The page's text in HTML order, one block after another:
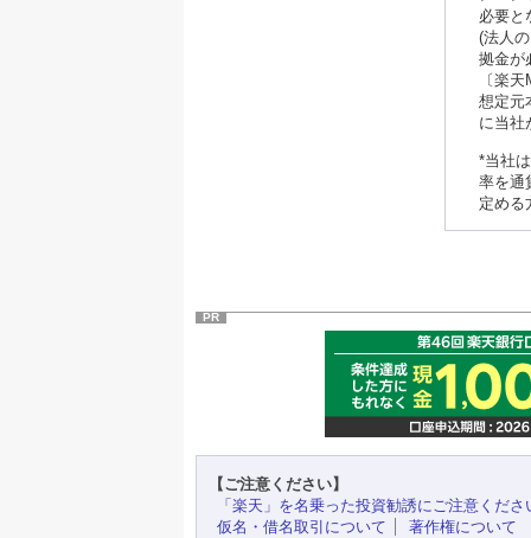
必要と
(法人
拠金が
〔楽
想定元
に当社
*当社
率を通
定める
PR
【ご注意ください】
「楽天」を名乗った投資勧誘にご注意くださ
仮名・借名取引について
著作権について